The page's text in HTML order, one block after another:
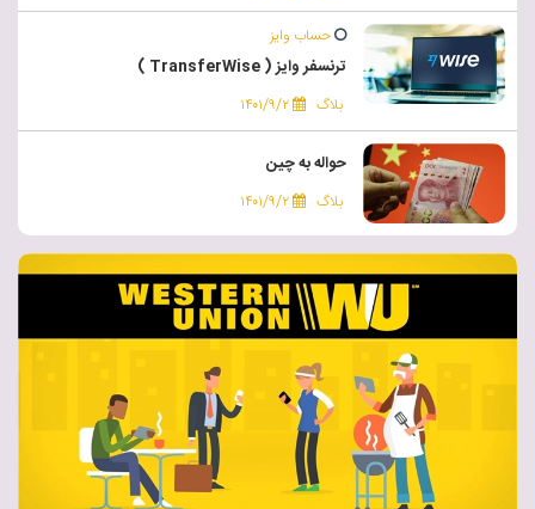
حساب وایز
ترنسفر وایز ( TransferWise )
بلاگ ۱۴۰۱/۹/۲
حواله به چین
بلاگ ۱۴۰۱/۹/۲